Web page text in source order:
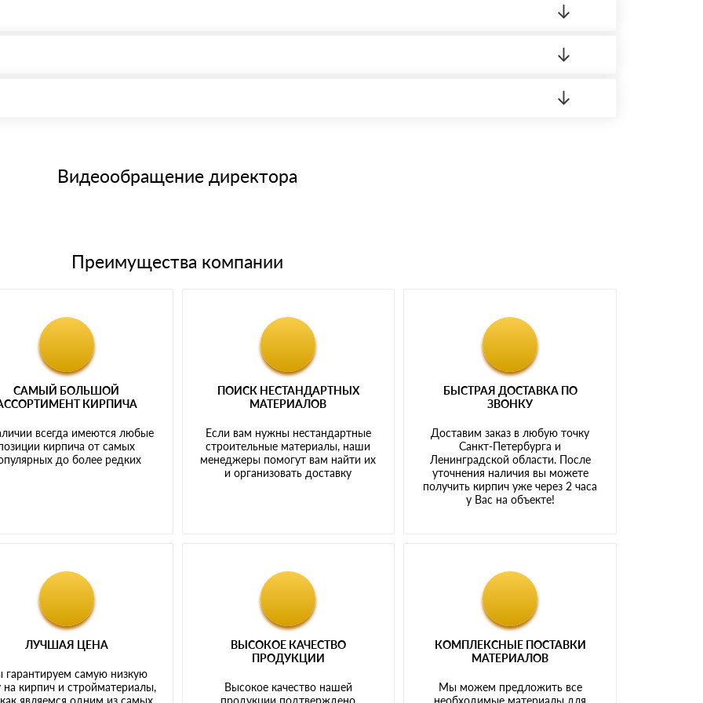
банковским картам
Видеообращение директора
Преимущества компании
САМЫЙ БОЛЬШОЙ
КИРПИЧА
всегда имеются любые
кирпича от самых
до более редких
ПОИСК НЕСТАНДАРТНЫХ
МАТЕРИАЛОВ
Если вам нужны нестандартные
строительные материалы, наши
менеджеры помогут вам найти их
и организовать доставку
БЫСТРАЯ ДОСТАВКА ПО
ЗВОНКУ
Доставим заказ в любую точку
Санкт-Петербурга и
Ленинградской области. После
уточнения наличия вы можете
получить кирпич уже через 2 часа
у Вас на объекте!
ЛУЧШАЯ ЦЕНА
самую низкую
на кирпич и стройматериалы,
являемся одним из самых
ВЫСОКОЕ КАЧЕСТВО
ПРОДУКЦИИ
Высокое качество нашей
продукции подтверждено
КОМПЛЕКСНЫЕ ПОСТАВКИ
МАТЕРИАЛОВ
Мы можем предложить все
необходимые материалы для